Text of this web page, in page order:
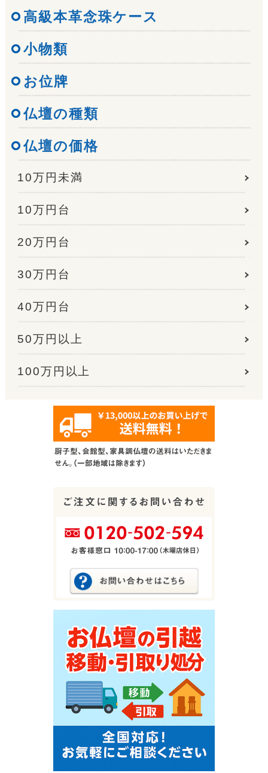
高級本革念珠ケース
小物類
お位牌
仏壇の種類
仏壇の価格
10万円未満
10万円台
20万円台
30万円台
40万円台
50万円以上
100万円以上